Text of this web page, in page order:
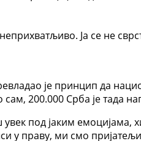
Ја се не
је принцип да
200.000 Срба је тада
под јаким
у праву, ми смо